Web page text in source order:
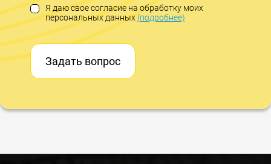
Я даю свое согласие на обработку моих
персональных данных(подробнее)
Задать вопрос